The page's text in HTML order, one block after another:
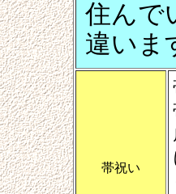
住んで
違いま
帯祝い